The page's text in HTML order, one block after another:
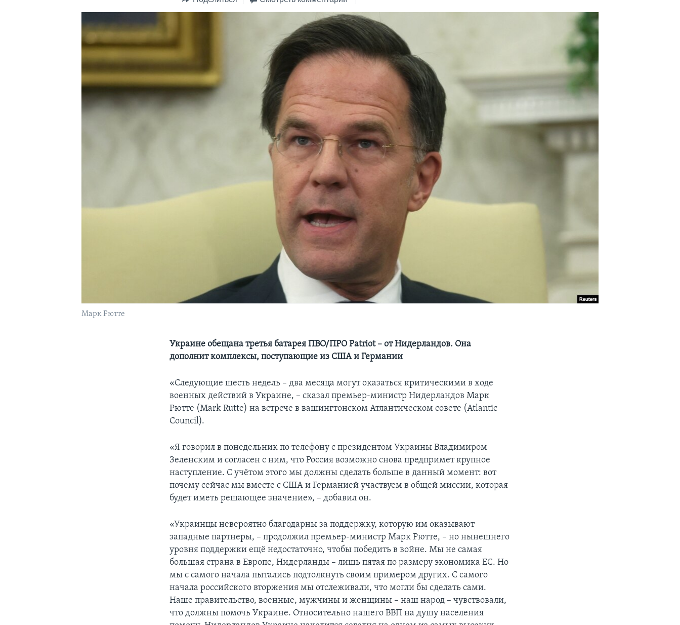
Марк Рютте
Украине обещана третья батарея ПВО/ПРО Patriot – от Нидерландов. Она
дополнит комплексы, поступающие из США и Германии
«Следующие шесть недель – два месяца могут оказаться критическими в ходе
военных действий в Украине, – сказал премьер-министр Нидерландов Марк
Рютте (Mark Rutte) на встрече в вашингтонском Атлантическом совете (Atlantic
Council).
«Я говорил в понедельник по телефону с президентом Украины Владимиром
Зеленским и согласен с ним, что Россия возможно снова предпримет крупное
наступление. С учётом этого мы должны сделать больше в данный момент: вот
почему сейчас мы вместе с США и Германией участвуем в общей миссии, которая
будет иметь решающее значение», – добавил он.
«Украинцы невероятно благодарны за поддержку, которую им оказывают
западные партнеры, – продолжил премьер-министр Марк Рютте, – но нынешнего
уровня поддержки ещё недостаточно, чтобы победить в войне. Мы не самая
большая страна в Европе, Нидерланды – лишь пятая по размеру экономика ЕС. Но
мы с самого начала пытались подтолкнуть своим примером других. С самого
начала российского вторжения мы отслеживали, что могли бы сделать сами.
Наше правительство, военные, мужчины и женщины – наш народ – чувствовали,
что должны помочь Украине. Относительно нашего ВВП на душу населения